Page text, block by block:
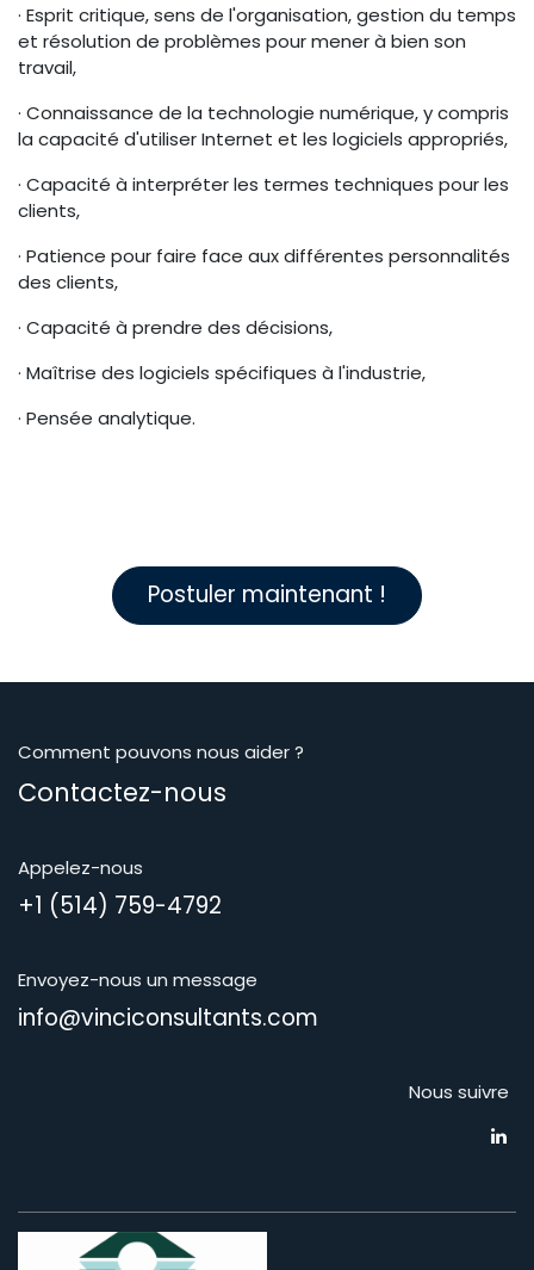
· Esprit critique, sens de l'organisation, gestion du temps
et résolution de problèmes pour mener à bien son
travail,
· Connaissance de la technologie numérique, y compris
la capacité d'utiliser Internet et les logiciels appropriés,
· Capacité à interpréter les termes techniques pour les
clients,
· Patience pour faire face aux différentes personnalités
des clients,
· Capacité à prendre des décisions,
· Maîtrise des logiciels spécifiques à l'industrie,
· Pensée analytique.
Postuler maintenant !
Comment pouvons nous aider ?
Contactez-nous
Appelez-nous
+1 (514) 759-4792
Envoyez-nous un message
info@vinciconsultants.com
Nous suivre